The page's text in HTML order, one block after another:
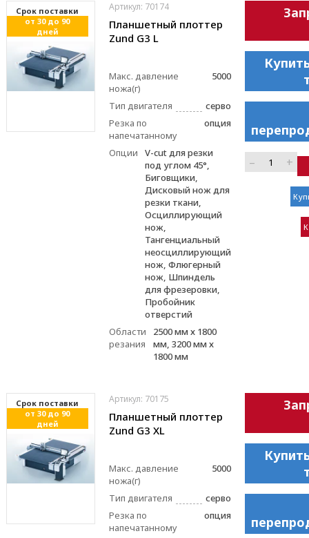
Cрок поставки
от 30 до 90
дней
Артикул: 70174
Планшетный плоттер
Zund G3 L
Макс. давление
ножа(г)
5000
Тип двигателя
серво
Резка по
напечатанному
опция
Опции
V-cut для резки
под углом 45°,
Биговщики,
Дисковый нож для
резки ткани,
Осциллирующий
нож,
Тангенциальный
неосциллирующий
нож, Флюгерный
нож, Шпиндель
для фрезеровки,
Пробойник
отверстий
Области
резания
2500 мм х 1800
мм, 3200 мм х
1800 мм
– +
Cрок поставки
от 30 до 90
дней
Артикул: 70175
Планшетный плоттер
Zund G3 XL
Макс. давление
ножа(г)
5000
Тип двигателя
серво
Резка по
напечатанному
опция